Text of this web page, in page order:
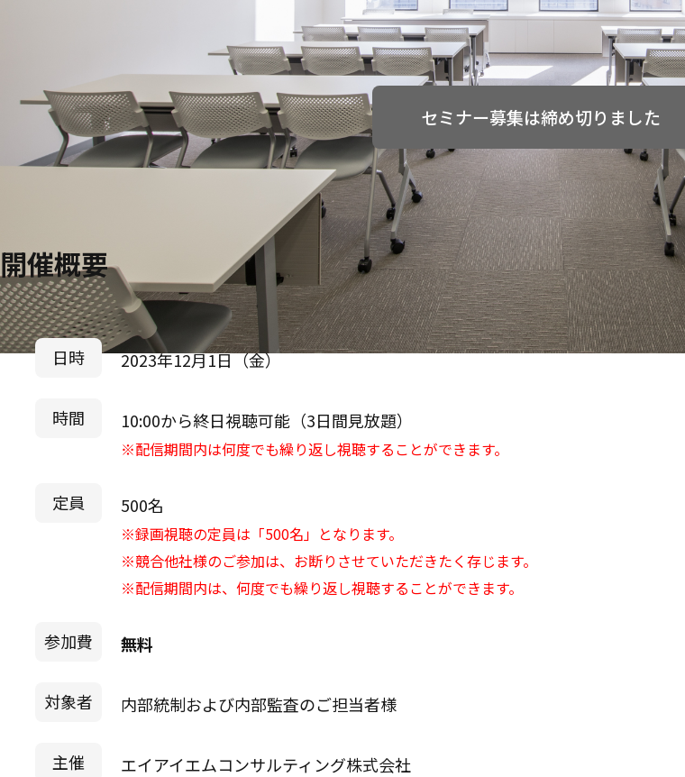
セミナー募集は締め切りました
開催概要
日時 2023年12月1日（金）
時間 10:00から終日視聴可能（3日間見放題）
※配信期間内は何度でも繰り返し視聴することができます。
定員 500名
※録画視聴の定員は「500名」となります。
※競合他社様のご参加は、お断りさせていただきたく存じます。
※配信期間内は、何度でも繰り返し視聴することができます。
参加費 無料
対象者 内部統制および内部監査のご担当者様
主催
エイアイエムコンサルティング株式会社